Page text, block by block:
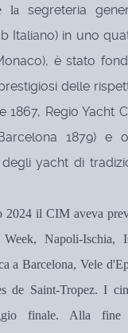
la segreteria
Italiano) in uno
è stato
delle
1867, Regio Yacht
1879) e
yacht di
2024 il CIM aveva
Napoli-Ischia,
a Barcelona, Vele
de Saint-Tropez. I
finale. Alla fine